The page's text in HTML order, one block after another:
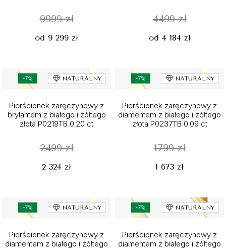
9999 zł
od 9 299 zł
4499 zł
od 4 184 zł
-7% NATURALNY
Pierścionek zaręczynowy z
brylantem z białego i żółtego
złota P0219TB 0.20 ct
2499 zł
2 324 zł
-7% NATURALNY
Pierścionek zaręczynowy z
diamentem z białego i żółtego
złota P0237TB 0.09 ct
1799 zł
1 673 zł
-7% NATURALNY
Pierścionek zaręczynowy z
diamentem z białego i żółtego
-7% NATURALNY
Pierścionek zaręczynowy z
diamentem z białego i żółtego